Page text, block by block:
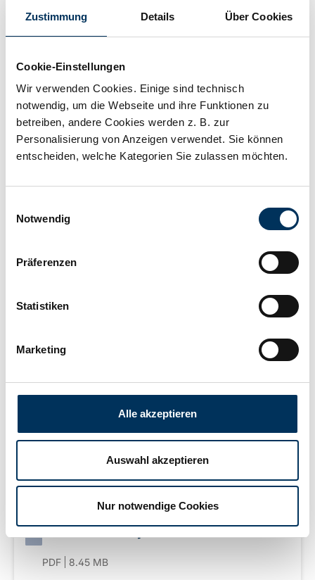
Zustimmung Details Über Cookies
Cookie-Einstellungen
Wir verwenden Cookies. Einige sind technisch
notwendig, um die Webseite und ihre Funktionen zu
betreiben, andere Cookies werden z. B. zur
Personalisierung von Anzeigen verwendet. Sie können
entscheiden, welche Kategorien Sie zulassen möchten.
Notwendig
Präferenzen
Statistiken
Marketing
Alle akzeptieren
Auswahl akzeptieren
Nur notwendige Cookies
Capacity: 1,2Ah
Technology: Lead AGM
Height:
Weight: 0,301kg
Downloads
PDF 8.45 MB